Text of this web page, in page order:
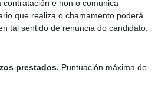
e non o comunica
que realiza o chamamento poderá
tal sentido de renuncia do candidato.
prestados. Puntuación máxima de